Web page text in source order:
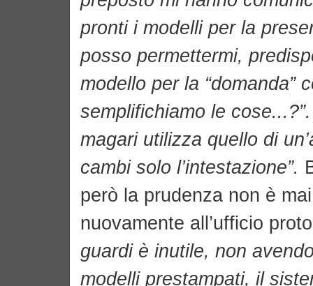
pronti i modelli per la
posso permettermi,
modello per la “domanda”
semplifichiamo le
magari utilizza quello di
cambi solo l’intestazione”.
però la prudenza non è
nuovamente all’ufficio
guardi è inutile, non
modelli prestampati, il